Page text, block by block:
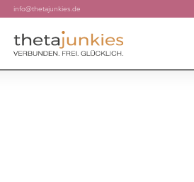
info@thetajunkies.de